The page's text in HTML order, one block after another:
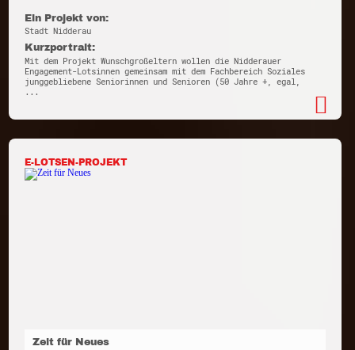
Ein Projekt von:
Stadt Nidderau
Kurzportrait:
Mit dem Projekt Wunschgroßeltern wollen die Nidderauer
Engagement-Lotsinnen gemeinsam mit dem Fachbereich Soziales
junggebliebene Seniorinnen und Senioren (50 Jahre +, egal,
...
E-LOTSEN-PROJEKT
Zeit für Neues